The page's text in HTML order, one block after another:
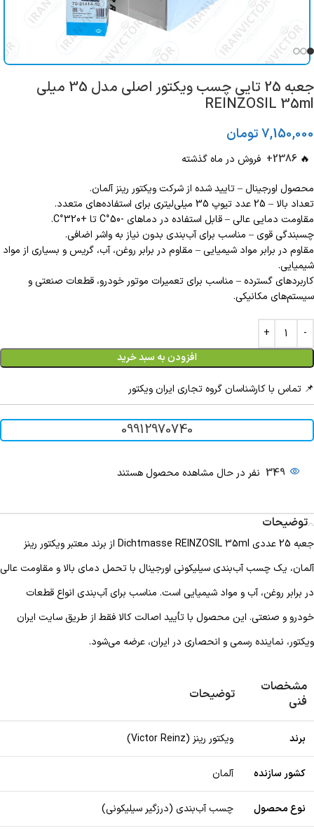
جعبه 25 تایی چسب ویکتور اصلی مدل 35 میلی
REINZOSIL 35ml
7,150,000تومان
🔥
2386+
فروش در ماه گذشته
محصول اورجینال – تایید شده از شرکت ویکتور رینز آلمان.
تعداد بالا – 25 عدد تیوپ 35 میلی‌لیتری برای استفاده‌های متعدد.
مقاومت دمایی عالی – قابل استفاده در دماهای -50°C تا +320°C.
چسبندگی قوی – مناسب برای آب‌بندی بدون نیاز به واشر اضافی.
مقاوم در برابر مواد شیمیایی – مقاوم در برابر روغن، آب، گریس و بسیاری از مواد
شیمیایی.
کاربردهای گسترده – مناسب برای تعمیرات موتور خودرو، قطعات صنعتی و
سیستم‌های مکانیکی.
افزودن به سبد خرید
📌 تماس با کارشناسان گروه تجاری ایران ویکتور
09912970740
349 نفر در حال مشاهده محصول هستند
توضیحات
جعبه 25 عددی Dichtmasse REINZOSIL 35ml از برند معتبر ویکتور رینز
آلمان، یک چسب آب‌بندی سیلیکونی اورجینال با تحمل دمای بالا و مقاومت عالی
در برابر روغن، آب و مواد شیمیایی است. مناسب برای آب‌بندی انواع قطعات
خودرو و صنعتی. این محصول با تأیید اصالت کالا فقط از طریق سایت ایران
ویکتور، نماینده رسمی و انحصاری در ایران، عرضه می‌شود.
مشخصات
فنی
توضیحات
برند ویکتور رینز (Victor Reinz)
کشور سازنده آلمان
نوع محصول چسب آب‌بندی (درزگیر سیلیکونی)